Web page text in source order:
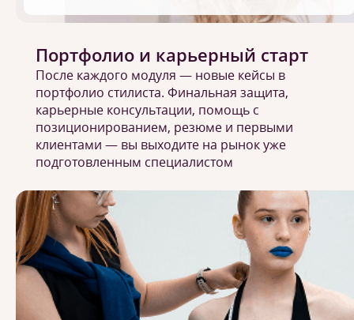
Портфолио и карьерный старт
После каждого модуля — новые кейсы в
портфолио стилиста. Финальная защита,
карьерные консультации, помощь с
позиционированием, резюме и первыми
клиентами — вы выходите на рынок уже
подготовленным специалистом